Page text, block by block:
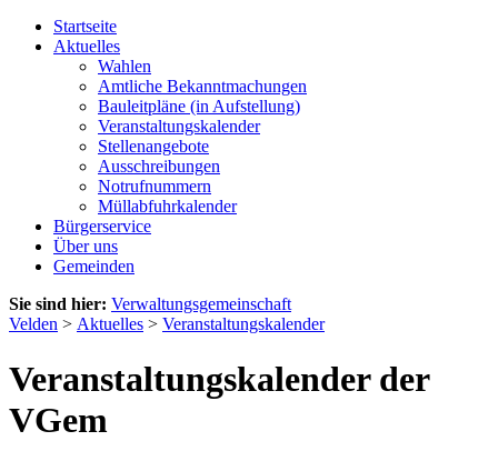
Startseite
Aktuelles
Wahlen
Amtliche Bekanntmachungen
Bauleitpläne (in Aufstellung)
Veranstaltungskalender
Stellenangebote
Ausschreibungen
Notrufnummern
Müllabfuhrkalender
Bürgerservice
Über uns
Gemeinden
Sie sind hier: Verwaltungsgemeinschaft
Velden > Aktuelles > Veranstaltungskalender
Veranstaltungskalender der
VGem